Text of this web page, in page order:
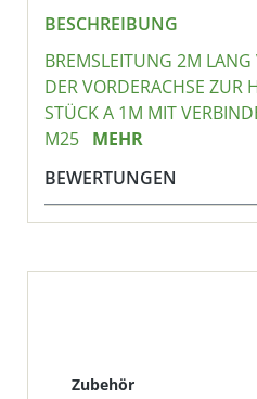
BESCHREIBUNG
BREMSLEITUNG 2M
DER VORDERACHSE ZUR
STÜCK A 1M MIT
M25 MEHR
BEWERTUNGEN
Produktgalerie
Zubehör